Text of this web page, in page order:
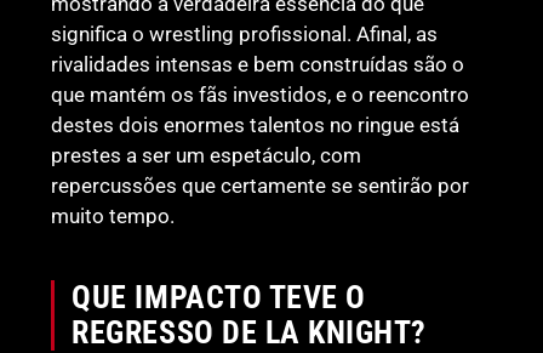
significa o wrestling profissional. Afinal, as
rivalidades intensas e bem construídas são o
que mantém os fãs investidos, e o reencontro
destes dois enormes talentos no ringue está
prestes a ser um espetáculo, com
repercussões que certamente se sentirão por
muito tempo.
QUE IMPACTO TEVE O
REGRESSO DE LA KNIGHT?